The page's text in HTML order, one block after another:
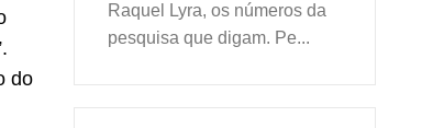
do
Raquel Lyra, os números da
pesquisa que digam. Pe...